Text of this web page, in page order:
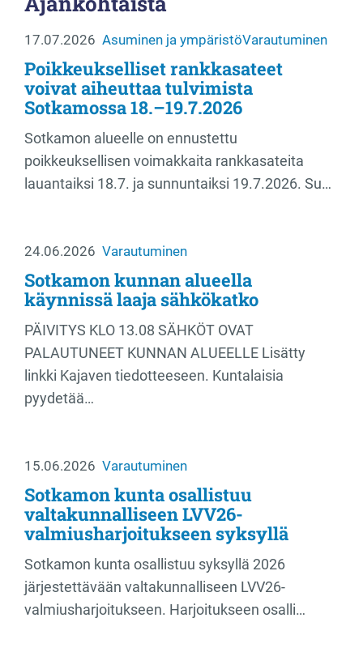
17.07.2026 Asuminen ja ympäristöVarautuminen
Poikkeukselliset rankkasateet
voivat aiheuttaa tulvimista
Sotkamossa 18.–19.7.2026
Sotkamon alueelle on ennustettu
poikkeuksellisen voimakkaita rankkasateita
lauantaiksi 18.7. ja sunnuntaiksi 19.7.2026. Su…
24.06.2026 Varautuminen
Sotkamon kunnan alueella
käynnissä laaja sähkökatko
PÄIVITYS KLO 13.08 SÄHKÖT OVAT
PALAUTUNEET KUNNAN ALUEELLE Lisätty
linkki Kajaven tiedotteeseen. Kuntalaisia
pyydetää…
15.06.2026 Varautuminen
Sotkamon kunta osallistuu
valtakunnalliseen LVV26-
valmiusharjoitukseen syksyllä
Sotkamon kunta osallistuu syksyllä 2026
järjestettävään valtakunnalliseen LVV26-
valmiusharjoitukseen. Harjoitukseen osalli…